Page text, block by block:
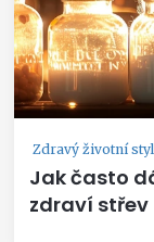
Zdravý životní styl
Jak často
zdraví střev